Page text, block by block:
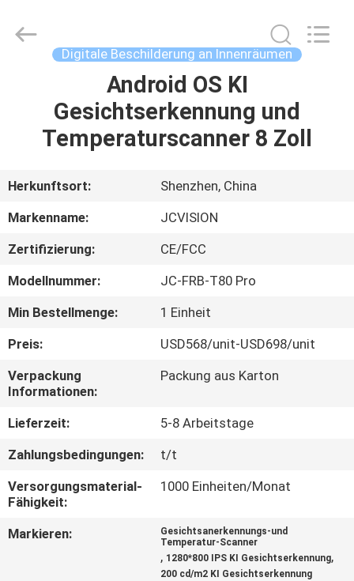
HAUSE
ÜBER
UNS
WERKSBESICHTIGUNG
QUALITÄTSKONTROLLE
KONTAKT
MIT
UNS
NACHRICHTEN
RECHTSSACHEN
Interactive
Technology
Digitale Beschilderung an Innenräumen
Android OS KI
Gesichtserkennung und
Temperaturscanner 8 Zoll
Herkunftsort:
Shenzhen, China
Markenname:
JCVISION
Zertifizierung:
CE/FCC
Modellnummer:
JC-FRB-T80 Pro
Min Bestellmenge:
1 Einheit
Preis:
USD568/unit-USD698/unit
Verpackung
Informationen:
Packung aus Karton
Lieferzeit:
5-8 Arbeitstage
Zahlungsbedingungen:
t/t
Versorgungsmaterial-
Fähigkeit:
1000 Einheiten/Monat
Markieren:
Gesichtsanerkennungs-und
Temperatur-Scanner
, 1280*800 IPS KI Gesichtserkennung,
200 cd/m2 KI Gesichtserkennung